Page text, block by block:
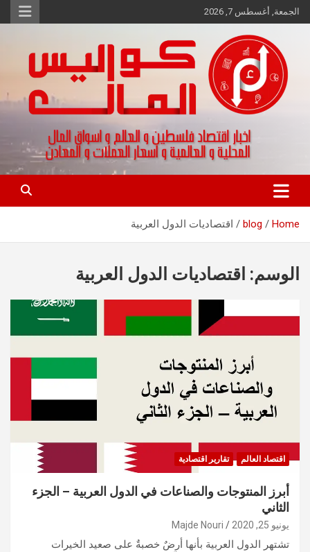
Skip
to
الجمعة, أغسطس 7, 2026
كواليس المال
اخبار اقتصاد فلسطين و العالم و تقارير اسواق المال و العملات
Home
blog اقتصاديات الدول العربية
الوسم: اقتصاديات الدول العربية
اقتصاد العالم تقارير اقتصادية
أبرز المنتوجات والصناعات في الدول العربية – الجزء
الثاني
يونيو 25, 2020 Majde Nouri
تشتهر الدول العربية بأنها أرضٌ خصبةٌ على صعيد الخيرات